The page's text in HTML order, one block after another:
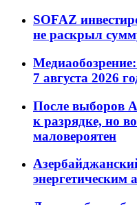
SOFAZ
не раскрыл
7 августа 2026
После выборов
к разрядке, но
маловероятен